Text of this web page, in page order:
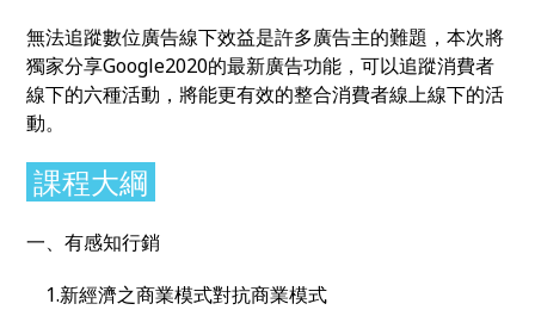
無法追蹤數位廣告線下效益是許多廣告主的難題，本次將
獨家分享Google2020的最新廣告功能，可以追蹤消費者
線下的六種活動，將能更有效的整合消費者線上線下的活
動。
課程大綱
一、有感知行銷
1.新經濟之商業模式對抗商業模式